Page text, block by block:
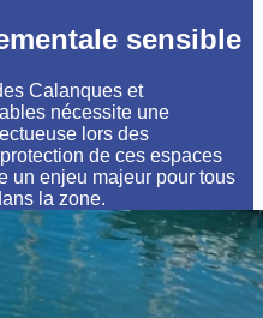
sensible
Calanques et
nécessite une
lors des
de ces espaces
un enjeu majeur pour tous
la zone.